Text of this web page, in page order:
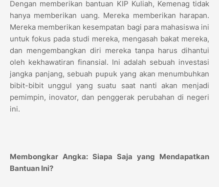
Dengan memberikan bantuan KIP Kuliah, Kemenag tidak
hanya memberikan uang. Mereka memberikan harapan.
Mereka memberikan kesempatan bagi para mahasiswa ini
untuk fokus pada studi mereka, mengasah bakat mereka,
dan mengembangkan diri mereka tanpa harus dihantui
oleh kekhawatiran finansial. Ini adalah sebuah investasi
jangka panjang, sebuah pupukyang akan menumbuhkan
bibit-bibit unggul yang suatu saat nanti akan menjadi
pemimpin, inovator, dan penggerak perubahan di negeri
ini.
Membongkar Angka: Siapa Saja yang Mendapatkan
Bantuan Ini?